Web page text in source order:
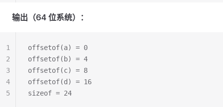
输出（64 位系统）：
offsetof(a) = 0
offsetof(b) = 4
offsetof(c) = 8
offsetof(d) = 16
sizeof = 24
1
2
3
4
5